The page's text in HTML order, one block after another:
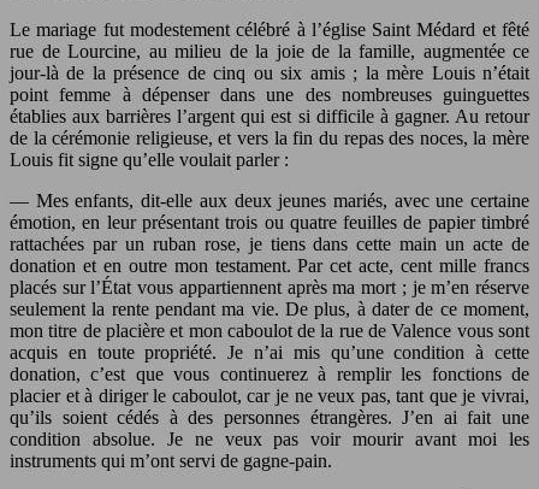
Le mariage fut modestement célébré à l’église Saint Médard et fêté
rue de Lourcine, au milieu de la joie de la famille, augmentée ce
jour-là de la présence de cinq ou six amis ; la mère Louis n’était
point femme à dépenser dans une des nombreuses guinguettes
établies aux barrières l’argent qui est si difficile à gagner. Au retour
de la cérémonie religieuse, et vers la fin du repas des noces, la mère
Louis fit signe qu’elle voulait parler :
— Mes enfants, dit-elle aux deux jeunes mariés, avec une certaine
émotion, en leur présentant trois ou quatre feuilles de papier timbré
rattachées par un ruban rose, je tiens dans cette main un acte de
donation et en outre mon testament. Par cet acte, cent mille francs
placés sur l’État vous appartiennent après ma mort ; je m’en réserve
seulement la rente pendant ma vie. De plus, à dater de ce moment,
mon titre de placière et mon caboulot de la rue de Valence vous sont
acquis en toute propriété. Je n’ai mis qu’une condition à cette
donation, c’est que vous continuerez à remplir les fonctions de
placier et à diriger le caboulot, car je ne veux pas, tant que je vivrai,
qu’ils soient cédés à des personnes étrangères. J’en ai fait une
condition absolue. Je ne veux pas voir mourir avant moi les
instruments qui m’ont servi de gagne-pain.